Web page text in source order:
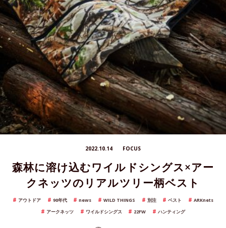
2022.10.14 FOCUS
森林に溶け込むワイルドシングス×アー
クネッツのリアルツリー柄ベスト
アウトドア 90年代 news WILD THINGS 別注 ベスト
ARKnets
アークネッツ
ワイルドシングス 22FW ハンティング